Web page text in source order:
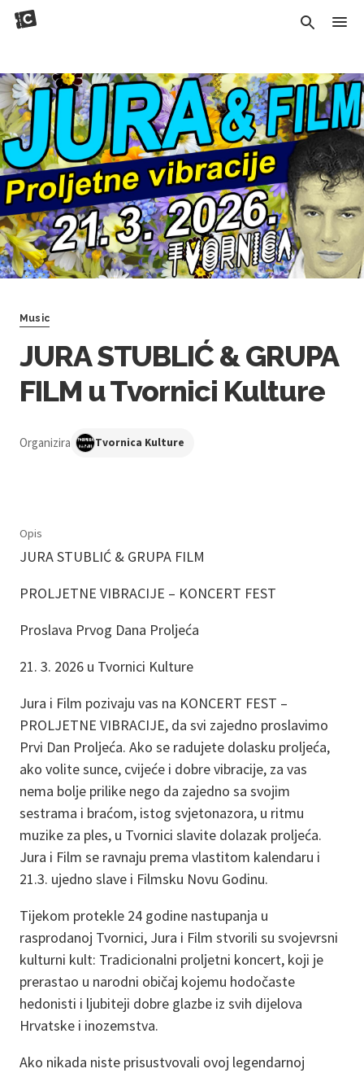
Music
JURA STUBLIĆ & GRUPA
FILM u Tvornici Kulture
Organizira Tvornica Kulture
Opis
JURA STUBLIĆ & GRUPA FILM
PROLJETNE VIBRACIJE – KONCERT FEST
Proslava Prvog Dana Proljeća
21. 3. 2026 u Tvornici Kulture
Jura i Film pozivaju vas na KONCERT FEST –
PROLJETNE VIBRACIJE, da svi zajedno proslavimo
Prvi Dan Proljeća. Ako se radujete dolasku proljeća,
ako volite sunce, cvijeće i dobre vibracije, za vas
nema bolje prilike nego da zajedno sa svojim
sestrama i braćom, istog svjetonazora, u ritmu
muzike za ples, u Tvornici slavite dolazak proljeća.
Jura i Film se ravnaju prema vlastitom kalendaru i
21.3. ujedno slave i Filmsku Novu Godinu.
Tijekom protekle 24 godine nastupanja u
rasprodanoj Tvornici, Jura i Film stvorili su svojevrsni
kulturni kult: Tradicionalni proljetni koncert, koji je
prerastao u narodni običaj kojemu hodočaste
hedonisti i ljubiteji dobre glazbe iz svih dijelova
Hrvatske i inozemstva.
Ako nikada niste prisustvovali ovoj legendarnoj